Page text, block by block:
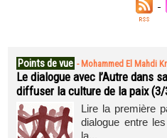
Points de vue - Mohammed El Mahdi
Le dialogue avec l’Autre dans
diffuser la culture de la paix (3/
Lire la première
dialogue entre
la...